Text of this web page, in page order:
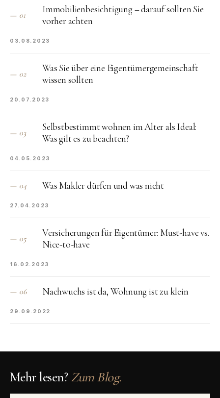
— 01
Immobilienbesichtigung – darauf sollten Sie
vorher achten
03.08.2023
— 02
Was Sie über eine Eigentümergemeinschaft
wissen sollten
20.07.2023
— 03
Selbstbestimmt wohnen im Alter als Ideal:
Was gilt es zu beachten?
04.05.2023
— 04 Was Makler dürfen und was nicht
27.04.2023
— 05
Versicherungen für Eigentümer: Must-have vs.
Nice-to-have
16.02.2023
— 06 Nachwuchs ist da, Wohnung ist zu klein
29.09.2022
Mehr lesen?Zum Blog.